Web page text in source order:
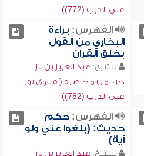
على الدرب (772))
الفهرس: براءة
البخاري من القول
بخلق القرآن
للشيخ: عبد العزيز بن باز
جزء من محاضرة ( فتاوى نور
على الدرب (782))
الفهرس:حكم
حديث: (بلغوا عني ولو
آية)
للشيخ: عبد العزيز بن باز